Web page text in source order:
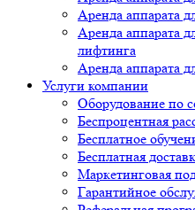
Аренда аппарата
Аренда аппарата
лифтинга
Аренда аппарата
Услуги компании
Оборудование по
Беспроцентная
Бесплатное
Бесплатная
Маркетинговая
Гарантийное